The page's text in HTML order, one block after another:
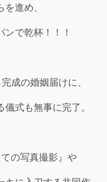
進め、
で乾杯！！！
成の婚姻届けに、
式も無事に完了。
の写真撮影』や